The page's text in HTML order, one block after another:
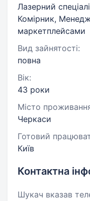
Лазерний
Комірник,
маркетплейсами
Вид зайнятості:
повна
Вік:
43 роки
Місто
Черкаси
Готовий
Київ
Контактна
Шукач вказав